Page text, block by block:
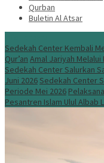
Qurban
Buletin Al Atsar
Sedekah Center Kembali
Qur’an Amal Jariyah Melalui
Sedekah Center Salurkan
Juni 2026Sedekah Center
Periode Mei 2026
Pesantren Islam Ulul Albab